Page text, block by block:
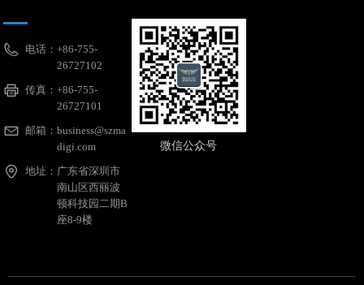
电话： +86-755-
26727102
传真： +86-755-
26727101
邮箱： business@szma
digi.com
地址： 广东省深圳市
南山区西丽波
顿科技园二期B
座8-9楼
微信公众号